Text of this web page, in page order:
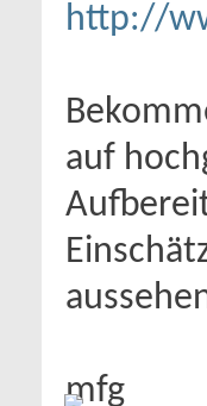
http://
auf
mfg